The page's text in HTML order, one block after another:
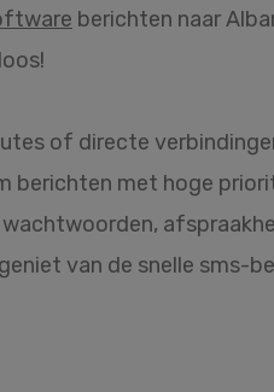
berichten naar
of directe
berichten met hoge
van de snelle sms-